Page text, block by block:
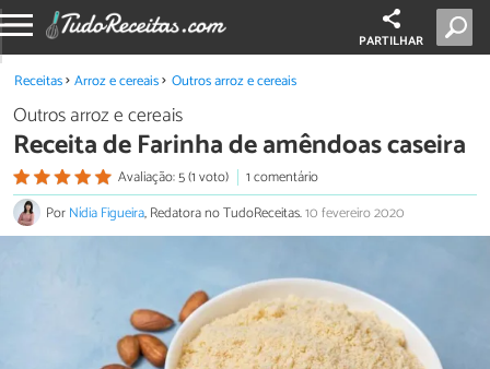
PARTILHAR
Receitas Arroz e cereais Outros arroz e cereais
Outros arroz e cereais
Receita de Farinha de amêndoas caseira
Avaliação: 5 (1 voto)
1 comentário
PorNídia Figueira, Redatora no TudoReceitas.10 fevereiro 2020